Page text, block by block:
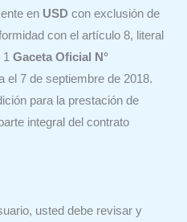
en USD con exclusión de
con el artículo 8, literal
Gaceta Oficial N°
el 7 de septiembre de 2018.
para la prestación de
integral del contrato
usted debe revisar y